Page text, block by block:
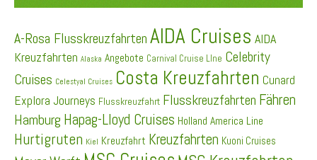
A-Rosa Flusskreuzfahrten AIDA Cruises AIDA
Kreuzfahrten Alaska Angebote Carnival Cruise LIne Celebrity
Cruises Celestyal Cruises Costa Kreuzfahrten Cunard
Explora Journeys Flusskreuzfahrt Flusskreuzfahrten Fähren
Hamburg Hapag-Lloyd Cruises Holland America Line
Hurtigruten Kiel Kreuzfahrt Kreuzfahrten Kuoni Cruises